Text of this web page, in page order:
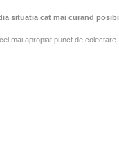
situatia cat mai curand
mai apropiat punct de colectare